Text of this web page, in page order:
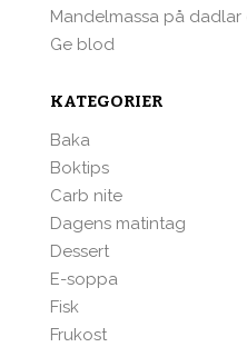
Mandelmassa på
Ge blod
KATEGORIER
Baka
Boktips
Carb nite
Dagens matintag
Dessert
E-soppa
Fisk
Frukost